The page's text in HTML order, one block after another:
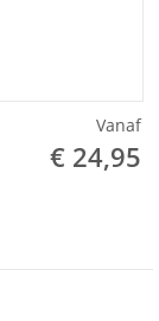
Vanaf
€ 24,95